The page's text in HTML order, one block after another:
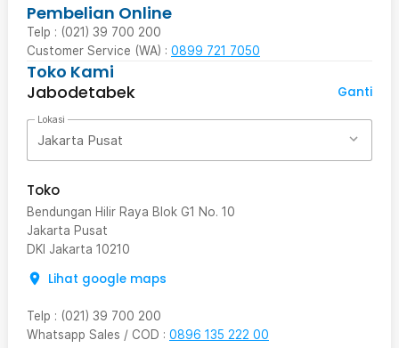
Pembelian Online
Telp : (021) 39 700 200
Customer Service (WA) : 0899 721 7050
Toko Kami
Jabodetabek
Ganti
Lokasi
Jakarta Pusat
Toko
Bendungan Hilir Raya Blok G1 No. 10
Jakarta Pusat
DKI Jakarta 10210
Lihat google maps
Telp : (021) 39 700 200
Whatsapp Sales / COD : 0896 135 222 00